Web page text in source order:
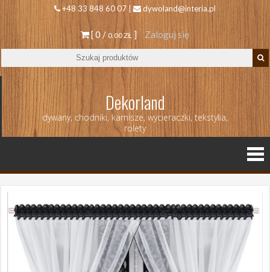
+48 33 848 60 07 | dywoland@interia.pl
[ 0 /0.00 ZŁ ] Zaloguj się
Dekorland
dywany, chodniki, karnisze, wycieraczki, tekstylia,
rolety